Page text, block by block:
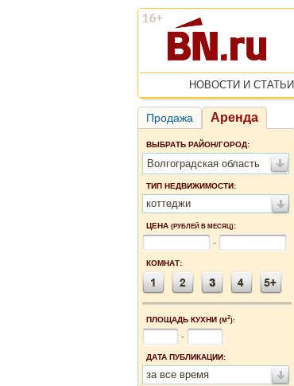
НОВОСТИ И СТАТЬИ
Продажа Аренда
ВЫБРАТЬ РАЙОН/ГОРОД:
Волгоградская область
ТИП НЕДВИЖИМОСТИ:
коттеджи
ЦЕНА (РУБЛЕЙ В МЕСЯЦ):
-
КОМНАТ:
ПЛОЩАДЬ КУХНИ (М2):
-
ДАТА ПУБЛИКАЦИИ:
за все время